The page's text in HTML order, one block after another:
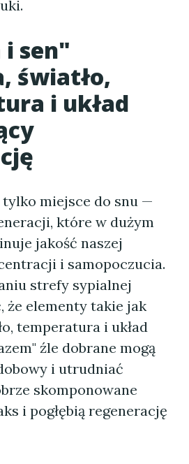
i sen"
światło,
i układ
miejsce do snu —
które w dużym
jakość naszej
i samopoczucia.
strefy sypialnej
że elementy takie jak
temperatura i układ
źle dobrane mogą
i utrudniać
skomponowane
i pogłębią regenerację